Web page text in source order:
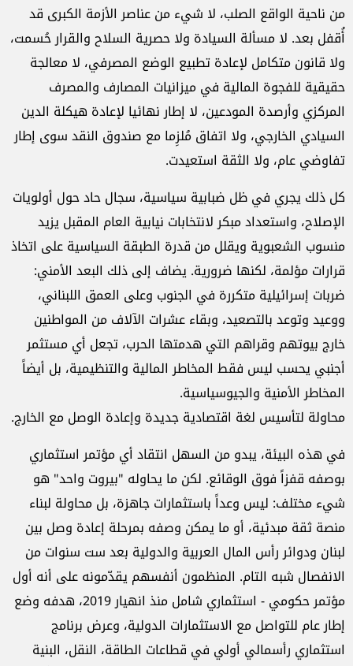
من ناحية الواقع الصلب، لا شيء من عناصر الأزمة الكبرى قد
أُقفل بعد. لا مسألة السيادة ولا حصرية السلاح والقرار حُسمت،
ولا قانون متكامل لإعادة تطبيع الوضع المصرفي، لا معالجة
حقيقية للفجوة المالية في ميزانيات المصارف والمصرف
المركزي وأرصدة المودعين، لا إطار نهائيا لإعادة هيكلة الدين
السيادي الخارجي، ولا اتفاق مُلزِما مع صندوق النقد سوى إطار
تفاوضي عام، ولا الثقة استعيدت.
كل ذلك يجري في ظل ضبابية سياسية، سجال حاد حول أولويات
الإصلاح، واستعداد مبكر لانتخابات نيابية العام المقبل يزيد
منسوب الشعبوية ويقلل من قدرة الطبقة السياسية على اتخاذ
قرارات مؤلمة، لكنها ضرورية. يضاف إلى ذلك البعد الأمني:
ضربات إسرائيلية متكررة في الجنوب وعلى العمق اللبناني،
ووعيد وتوعد بالتصعيد، وبقاء عشرات الآلاف من المواطنين
خارج بيوتهم وقراهم التي هدمتها الحرب، تجعل أي مستثمر
أجنبي يحسب ليس فقط المخاطر المالية والتنظيمية، بل أيضاً
المخاطر الأمنية والجيوسياسية.
محاولة لتأسيس لغة اقتصادية جديدة وإعادة الوصل مع الخارج.
في هذه البيئة، يبدو من السهل انتقاد أي مؤتمر استثماري
بوصفه قفزاً فوق الوقائع. لكن ما يحاوله "بيروت واحد" هو
شيء مختلف: ليس وعداً باستثمارات جاهزة، بل محاولة لبناء
منصة ثقة مبدئية، أو ما يمكن وصفه بمرحلة إعادة وصل بين
لبنان ودوائر رأس المال العربية والدولية بعد ست سنوات من
الانفصال شبه التام. المنظمون أنفسهم يقدّمونه على أنه أول
مؤتمر حكومي - استثماري شامل منذ انهيار 2019، هدفه وضع
إطار عام للتواصل مع الاستثمارات الدولية، وعرض برنامج
استثماري رأسمالي أولي في قطاعات الطاقة، النقل، البنية